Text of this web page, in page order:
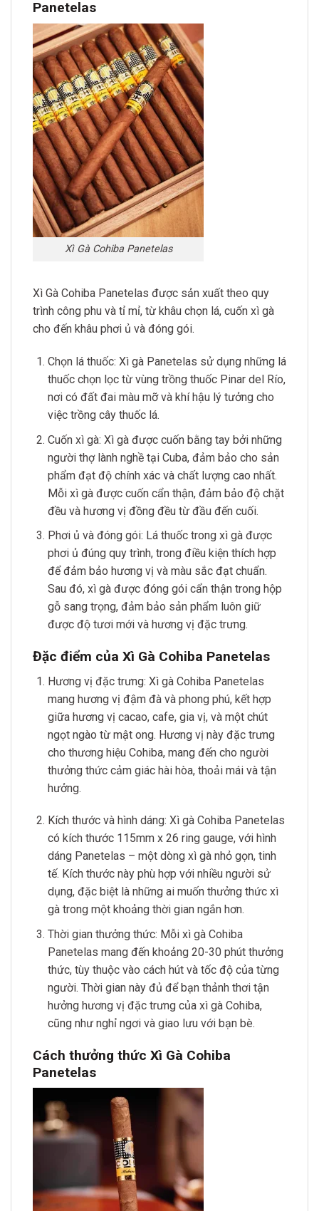
Panetelas
Xì Gà Cohiba Panetelas
Xì Gà Cohiba Panetelas được sản xuất theo quy
trình công phu và tỉ mỉ, từ khâu chọn lá, cuốn xì gà
cho đến khâu phơi ủ và đóng gói.
Chọn lá thuốc: Xì gà Panetelas sử dụng những lá
thuốc chọn lọc từ vùng trồng thuốc Pinar del Río,
nơi có đất đai màu mỡ và khí hậu lý tưởng cho
việc trồng cây thuốc lá.
Cuốn xì gà: Xì gà được cuốn bằng tay bởi những
người thợ lành nghề tại Cuba, đảm bảo cho sản
phẩm đạt độ chính xác và chất lượng cao nhất.
Mỗi xì gà được cuốn cẩn thận, đảm bảo độ chặt
đều và hương vị đồng đều từ đầu đến cuối.
Phơi ủ và đóng gói: Lá thuốc trong xì gà được
phơi ủ đúng quy trình, trong điều kiện thích hợp
để đảm bảo hương vị và màu sắc đạt chuẩn.
Sau đó, xì gà được đóng gói cẩn thận trong hộp
gỗ sang trọng, đảm bảo sản phẩm luôn giữ
được độ tươi mới và hương vị đặc trưng.
Đặc điểm của Xì Gà Cohiba Panetelas
Hương vị đặc trưng: Xì gà Cohiba Panetelas
mang hương vị đậm đà và phong phú, kết hợp
giữa hương vị cacao, cafe, gia vị, và một chút
ngọt ngào từ mật ong. Hương vị này đặc trưng
cho thương hiệu Cohiba, mang đến cho người
thưởng thức cảm giác hài hòa, thoải mái và tận
hưởng.
Kích thước và hình dáng: Xì gà Cohiba Panetelas
có kích thước 115mm x 26 ring gauge, với hình
dáng Panetelas – một dòng xì gà nhỏ gọn, tinh
tế. Kích thước này phù hợp với nhiều người sử
dụng, đặc biệt là những ai muốn thưởng thức xì
gà trong một khoảng thời gian ngắn hơn.
Thời gian thưởng thức: Mỗi xì gà Cohiba
Panetelas mang đến khoảng 20-30 phút thưởng
thức, tùy thuộc vào cách hút và tốc độ của từng
người. Thời gian này đủ để bạn thảnh thơi tận
hưởng hương vị đặc trưng của xì gà Cohiba,
cũng như nghỉ ngơi và giao lưu với bạn bè.
Cách thưởng thức Xì Gà Cohiba
Panetelas